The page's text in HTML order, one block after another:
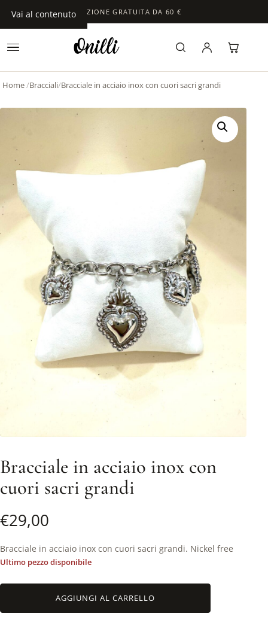
Vai al contenutoSPEDIZIONE GRATUITA DA 60 €
Home /Bracciali/Bracciale in acciaio inox con cuori sacri grandi
Bracciale in acciaio inox con
cuori sacri grandi
€29,00
Bracciale in acciaio inox con cuori sacri grandi. Nickel free
Ultimo pezzo disponibile
AGGIUNGI AL CARRELLO